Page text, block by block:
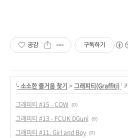
공감 구독하기
'- 소소한 즐거움 찾기 > 그래피티(Graffiti) '
그래피티 #15 - COW (0)
그래피티 #13 - FCUK DGuni (8)
그래피티 #11. Girl and Boy (0)